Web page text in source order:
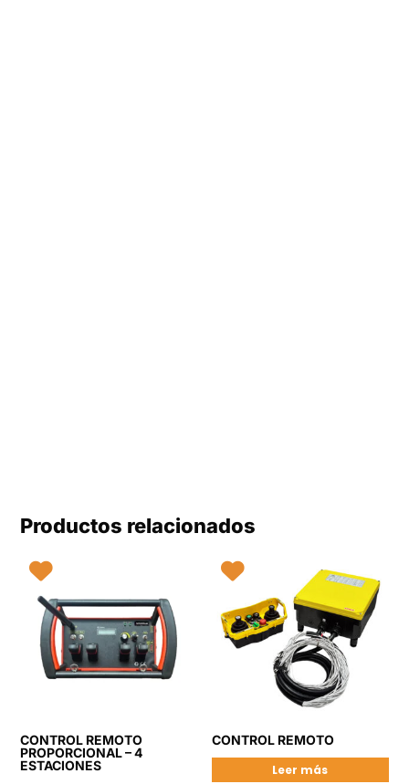
Productos relacionados
CONTROL REMOTO
PROPORCIONAL – 4
ESTACIONES
CONTROL REMOTO
Leer más